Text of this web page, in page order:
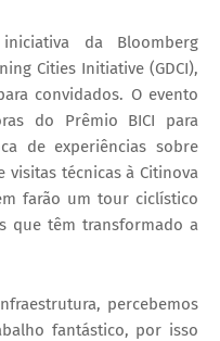
da Bloomberg
Cities Initiative (GDCI),
convidados. O evento
do Prêmio BICI para
de experiências sobre
visitas técnicas à Citinova
farão um tour ciclístico
que têm transformado a
percebemos
fantástico, por isso